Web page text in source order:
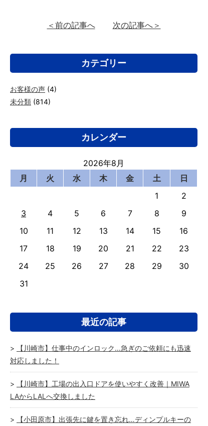
＜前の記事へ 次の記事へ＞
カテゴリー
お客様の声 (4)
未分類 (814)
カレンダー
2026年8月
月
火 水 木 金 土
日
1
2
3
4 5 6 7 8
9
10
11 12 13 14 15
16
17
18 19 20 21 22
23
24
25 26 27 28 29
30
31
最近の記事
【川崎市】仕事中のインロック…急ぎのご依頼にも迅速
対応しました！
【川崎市】工場の出入口ドアを使いやすく改善｜MIWA
LAからLALへ交換しました
【小田原市】出張先に鍵を置き忘れ…ディンプルキーの